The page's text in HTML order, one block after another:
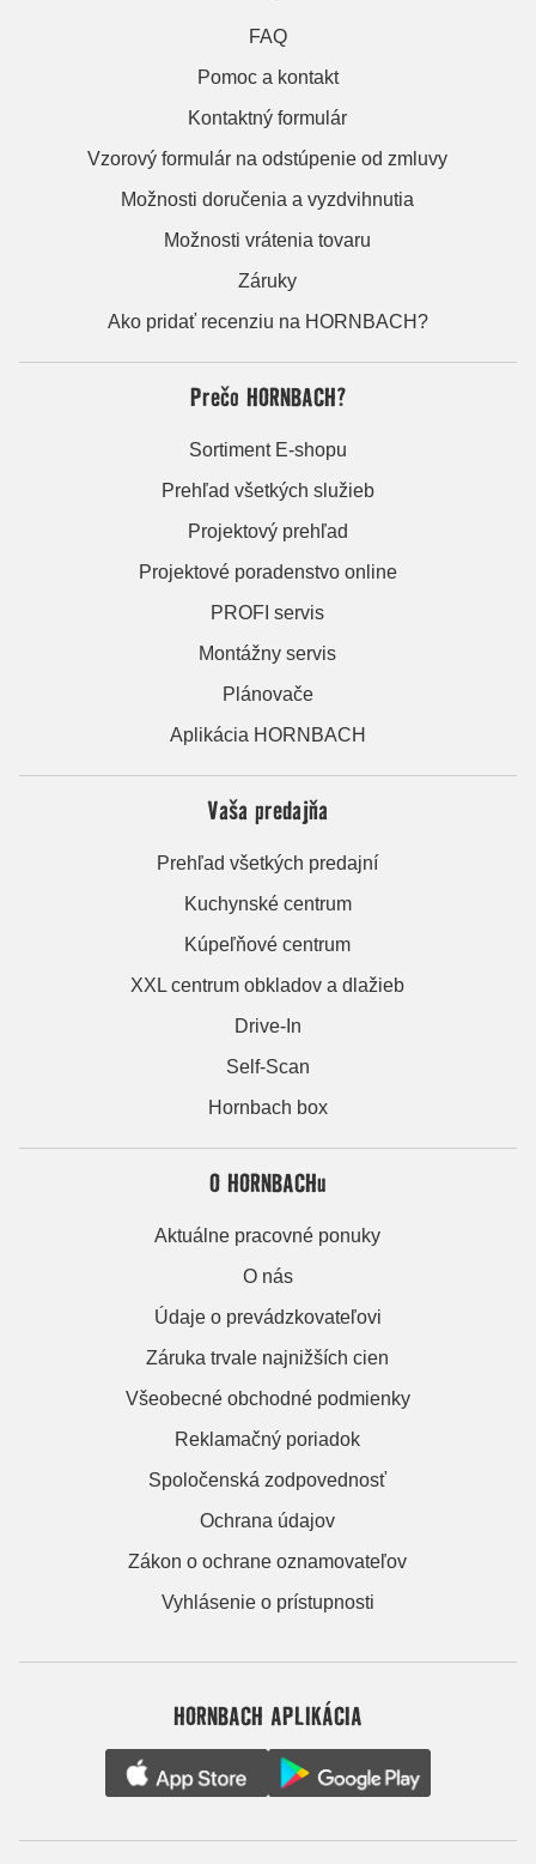
FAQ
Pomoc a kontakt
Kontaktný formulár
Vzorový formulár na odstúpenie od zmluvy
Možnosti doručenia a vyzdvihnutia
Možnosti vrátenia tovaru
Záruky
Ako pridať recenziu na HORNBACH?
Prečo HORNBACH?
Sortiment E-shopu
Prehľad všetkých služieb
Projektový prehľad
Projektové poradenstvo online
PROFI servis
Montážny servis
Plánovače
Aplikácia HORNBACH
Vaša predajňa
Prehľad všetkých predajní
Kuchynské centrum
Kúpeľňové centrum
XXL centrum obkladov a dlažieb
Drive-In
Self-Scan
Hornbach box
O HORNBACHu
Aktuálne pracovné ponuky
O nás
Údaje o prevádzkovateľovi
Záruka trvale najnižších cien
Všeobecné obchodné podmienky
Reklamačný poriadok
Spoločenská zodpovednosť
Ochrana údajov
Zákon o ochrane oznamovateľov
Vyhlásenie o prístupnosti
HORNBACH APLIKÁCIA